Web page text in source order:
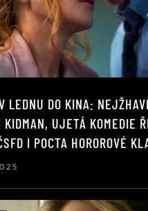
LEDNU DO KINA:
KIDMAN, UJETÁ KOMEDIE
I POCTA HOROROVÉ